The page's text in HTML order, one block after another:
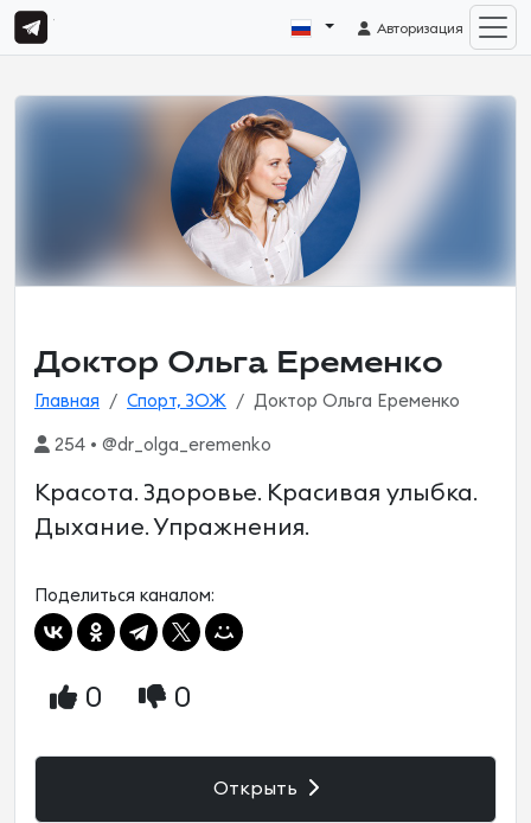
Авторизация
Доктор Ольга Еременко
Главная Спорт, ЗОЖ Доктор Ольга Еременко
254 • @dr_olga_eremenko
Красота. Здоровье. Красивая улыбка.
Дыхание. Упражнения.
Поделиться каналом:
0 0
Открыть